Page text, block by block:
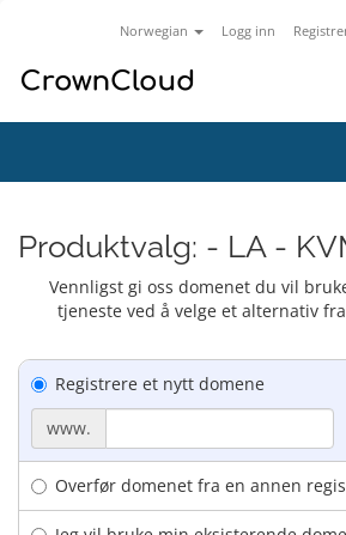
Norwegian Logg inn
Produktvalg: - LA -
Vennligst gi oss domenet du vil
tjeneste ved å velge et alternativ
Registrere et nytt domene
www.
Overfør domenet fra en annen